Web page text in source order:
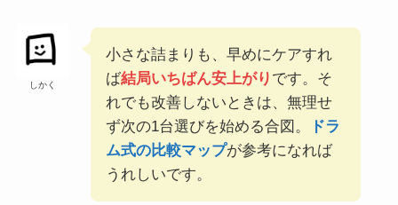
しかく
小さな詰まりも、早めにケアすれ
ば結局いちばん安上がり です。そ
れでも改善しないときは、無理せ
ず次の1台選びを始める合図。
ドラ
ム式の比較マップが参考になれば
うれしいです。